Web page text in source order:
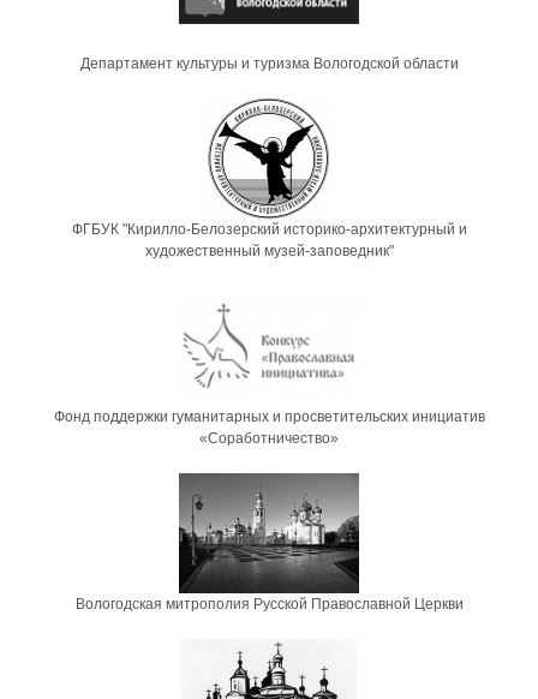
Департамент культуры и туризма Вологодской области
ФГБУК "Кирилло-Белозерский историко-архитектурный и
художественный музей-заповедник"
Фонд поддержки гуманитарных и просветительских инициатив
«Соработничество»
Вологодская митрополия Русской Православной Церкви